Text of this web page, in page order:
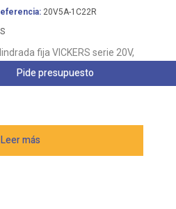
20V5A-1C22R
fija VICKERS serie 20V,
Leer más
Pide presupuesto